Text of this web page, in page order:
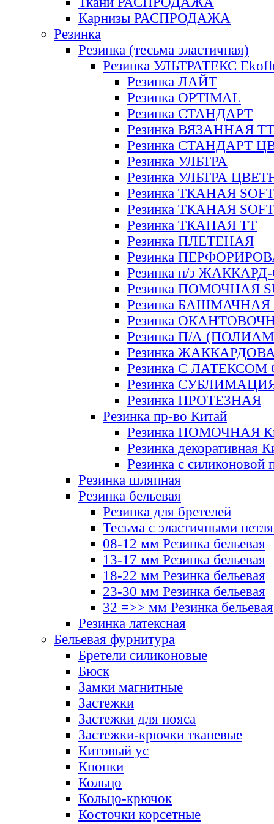
Карнизы РАСПРОДАЖА
Резинка
Резинка (тесьма эластичная)
Резинка УЛЬТРАТЕКС
Резинка ЛАЙТ
Резинка OPTIMAL
Резинка СТАНДАРТ
Резинка ВЯЗАННАЯ ТТ
Резинка СТАНДАРТ
Резинка УЛЬТРА
Резинка УЛЬТРА
Резинка ТКАНАЯ SOFT
Резинка ТКАНАЯ
Резинка ТКАНАЯ ТТ
Резинка ПЛЕТЕНАЯ
Резинка
Резинка п/э
Резинка ПОМОЧНАЯ
Резинка БАШМАЧНАЯ
Резинка
Резинка П/А
Резинка
Резинка С ЛАТЕКСОМ
Резинка
Резинка ПРОТЕЗНАЯ
Резинка пр-во Китай
Резинка ПОМОЧНАЯ
Резинка декоративная
Резинка с силиконовой
Резинка шляпная
Резинка бельевая
Резинка для бретелей
Тесьма с эластичными
08-12 мм Резинка бельевая
13-17 мм Резинка бельевая
18-22 мм Резинка бельевая
23-30 мм Резинка бельевая
32 =>> мм Резинка бельевая
Резинка латексная
Бельевая фурнитура
Бретели силиконовые
Бюск
Замки магнитные
Застежки
Застежки для пояса
Застежки-крючки тканевые
Китовый ус
Кнопки
Кольцо
Кольцо-крючок
Косточки корсетные